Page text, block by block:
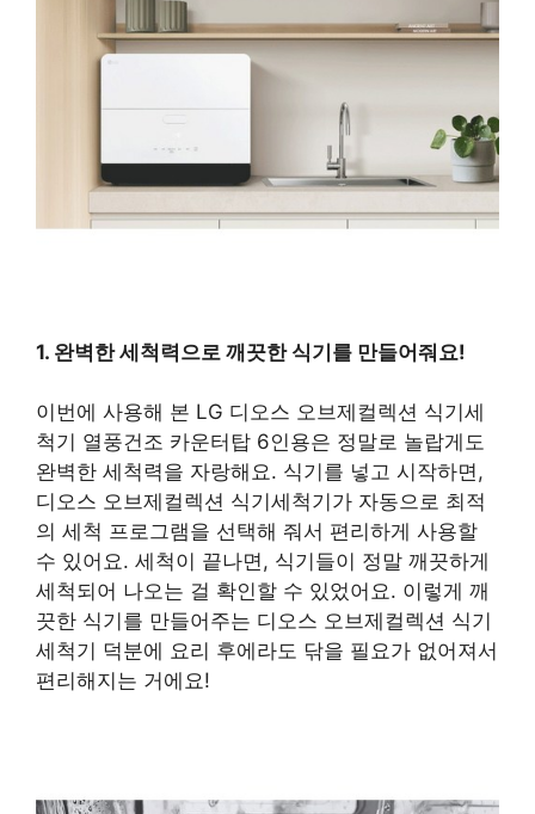
1. 완벽한 세척력으로 깨끗한 식기를 만들어줘요!
이번에 사용해 본 LG 디오스 오브제컬렉션 식기세
척기 열풍건조 카운터탑 6인용은 정말로 놀랍게도
완벽한 세척력을 자랑해요. 식기를 넣고 시작하면,
디오스 오브제컬렉션 식기세척기가 자동으로 최적
의 세척 프로그램을 선택해 줘서 편리하게 사용할
수 있어요. 세척이 끝나면, 식기들이 정말 깨끗하게
세척되어 나오는 걸 확인할 수 있었어요. 이렇게 깨
끗한 식기를 만들어주는 디오스 오브제컬렉션 식기
세척기 덕분에 요리 후에라도 닦을 필요가 없어져서
편리해지는 거에요!